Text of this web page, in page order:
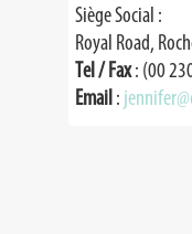
Siège Social :
Royal Road,
Tel / Fax: (00
Email: